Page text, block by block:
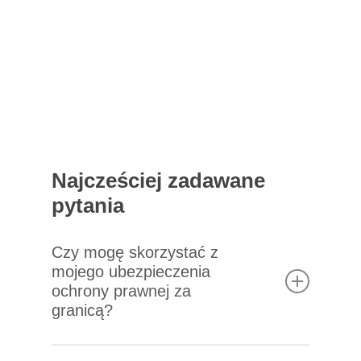
Najcześciej zadawane
pytania
Czy mogę skorzystać z
mojego ubezpieczenia
ochrony prawnej za
granicą?